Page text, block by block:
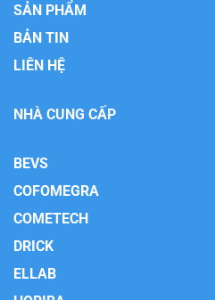
SẢN PHẨM
BẢN TIN
LIÊN HỆ
NHÀ CUNG CẤP
BEVS
COFOMEGRA
COMETECH
DRICK
ELLAB